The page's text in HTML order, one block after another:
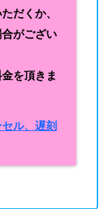
だくか、
がござい
を頂きま
ル、遅刻